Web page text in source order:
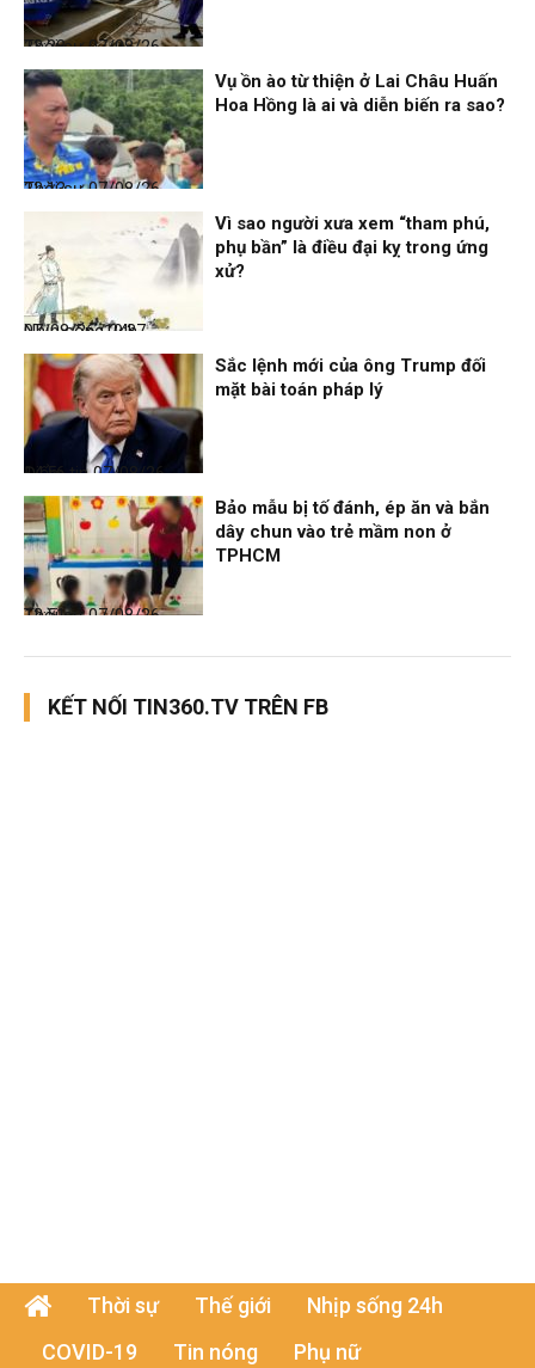
Thời sự
07/08/26, 23:28
Thời sự
07/08/26, 22:13
Vụ ồn ào từ thiện ở Lai Châu Huấn
Hoa Hồng là ai và diễn biến ra sao?
Nhịp sống 24h
07/08/26, 19:37
Vì sao người xưa xem “tham phú,
phụ bần” là điều đại kỵ trong ứng
xử?
Điểm tin
07/08/26, 14:56
Sắc lệnh mới của ông Trump đối
mặt bài toán pháp lý
Thời sự
07/08/26, 12:51
Bảo mẫu bị tố đánh, ép ăn và bắn
dây chun vào trẻ mầm non ở
TPHCM
KẾT NỐI TIN360.TV TRÊN FB
Thời sự Thế giới
Nhịp sống 24h
COVID-19
Tin nóng Phụ nữ